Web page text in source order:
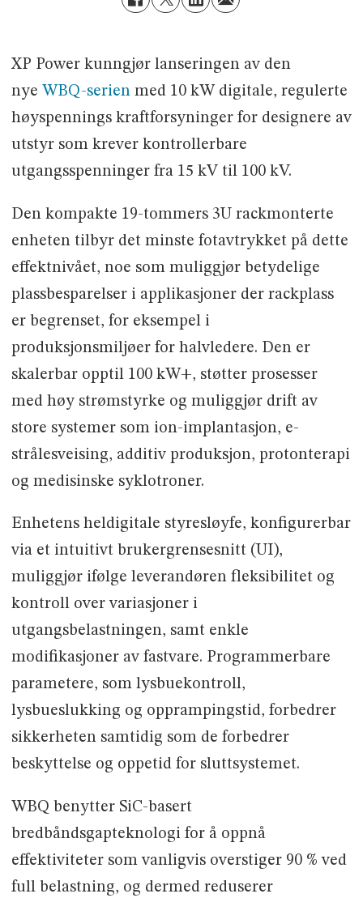
XP Power kunngjør lanseringen av den
nye WBQ-serienmed 10 kW digitale, regulerte
høyspennings kraftforsyninger for designere av
utstyr som krever kontrollerbare
utgangsspenninger fra 15 kV til 100 kV.
Den kompakte 19-tommers 3U rackmonterte
enheten tilbyr det minste fotavtrykket på dette
effektnivået, noe som muliggjør betydelige
plassbesparelser i applikasjoner der rackplass
er begrenset, for eksempel i
produksjonsmiljøer for halvledere. Den er
skalerbar opptil 100 kW+, støtter prosesser
med høy strømstyrke og muliggjør drift av
store systemer som ion-implantasjon, e-
strålesveising, additiv produksjon, protonterapi
og medisinske syklotroner.
Enhetens heldigitale styresløyfe, konfigurerbar
via et intuitivt brukergrensesnitt (UI),
muliggjør ifølge leverandøren fleksibilitet og
kontroll over variasjoner i
utgangsbelastningen, samt enkle
modifikasjoner av fastvare. Programmerbare
parametere, som lysbuekontroll,
lysbueslukking og opprampingstid, forbedrer
sikkerheten samtidig som de forbedrer
beskyttelse og oppetid for sluttsystemet.
WBQ benytter SiC-basert
bredbåndsgapteknologi for å oppnå
effektiviteter som vanligvis overstiger 90 % ved
full belastning, og dermed reduserer